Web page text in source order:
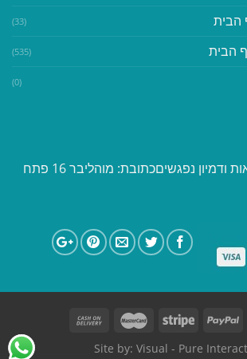
הבית (33)
הבית (535)
(0)
​​MenZone כשמציאות ודמיון נפגשים​ כתובת: מוהליבר 16 פתח
Site by: Visual - Pure